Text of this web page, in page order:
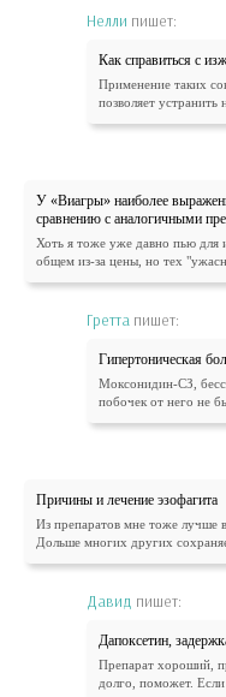
Нелли пишет:
Как справиться с
Применение таких
позволяет
У «Виагры» наиболее
сравнению с аналогичными
Хоть я тоже уже давно пью для
общем из-за цены, но тех
Гретта пишет:
Гипертоническая
Моксонидин-СЗ,
побочек от него не
Причины и лечение эзофагита
Из препаратов мне тоже лучше
Дольше многих других
Давид пишет:
Дапоксетин,
Препарат хороший,
долго, поможет.